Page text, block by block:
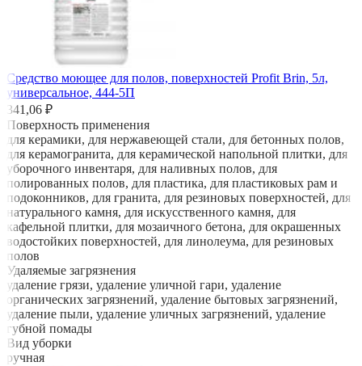
Средство моющее для полов, поверхностей Profit Brin, 5л,
универсальное, 444-5П
341,06 ₽
Поверхность применения
для керамики, для нержавеющей стали, для бетонных полов,
для керамогранита, для керамической напольной плитки, для
уборочного инвентаря, для наливных полов, для
полированных полов, для пластика, для пластиковых рам и
подоконников, для гранита, для резиновых поверхностей, для
натурального камня, для искусственного камня, для
кафельной плитки, для мозаичного бетона, для окрашенных
водостойких поверхностей, для линолеума, для резиновых
полов
Удаляемые загрязнения
удаление грязи, удаление уличной гари, удаление
органических загрязнений, удаление бытовых загрязнений,
удаление пыли, удаление уличных загрязнений, удаление
губной помады
Вид уборки
ручная